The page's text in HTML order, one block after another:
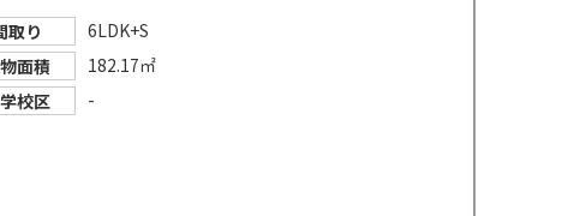
取り
6LDK+S
面積
182.17㎡
校区
-